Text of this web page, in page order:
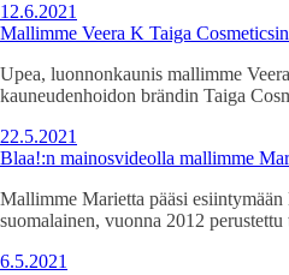
12.6.2021
Mallimme Veera K Taiga
Upea, luonnonkaunis mallimme
kauneudenhoidon brändin Taiga
22.5.2021
Blaa!:n mainosvideolla mallimme
Mallimme Marietta pääsi
suomalainen, vuonna 2012
6.5.2021